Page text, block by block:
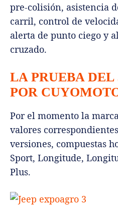
pre-colisión, asistencia
carril, control de
alerta de punto ciego y
cruzado.
LA PRUEBA DEL
POR
Por el momento la
valores
versiones, compuestas
Sport, Longitude,
Plus.